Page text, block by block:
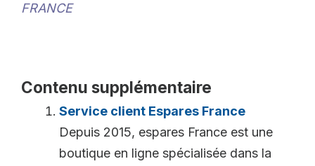
FRANCE
Contenu supplémentaire
Service client Espares France
Depuis 2015, espares France est une
boutique en ligne spécialisée dans la